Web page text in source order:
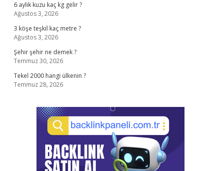
6 aylık kuzu kaç kg gelir ?
Ağustos 3, 2026
3 köşe teşkil kaç metre ?
Ağustos 3, 2026
Şehir şehir ne demek ?
Temmuz 30, 2026
Tekel 2000 hangi ülkenin ?
Temmuz 28, 2026